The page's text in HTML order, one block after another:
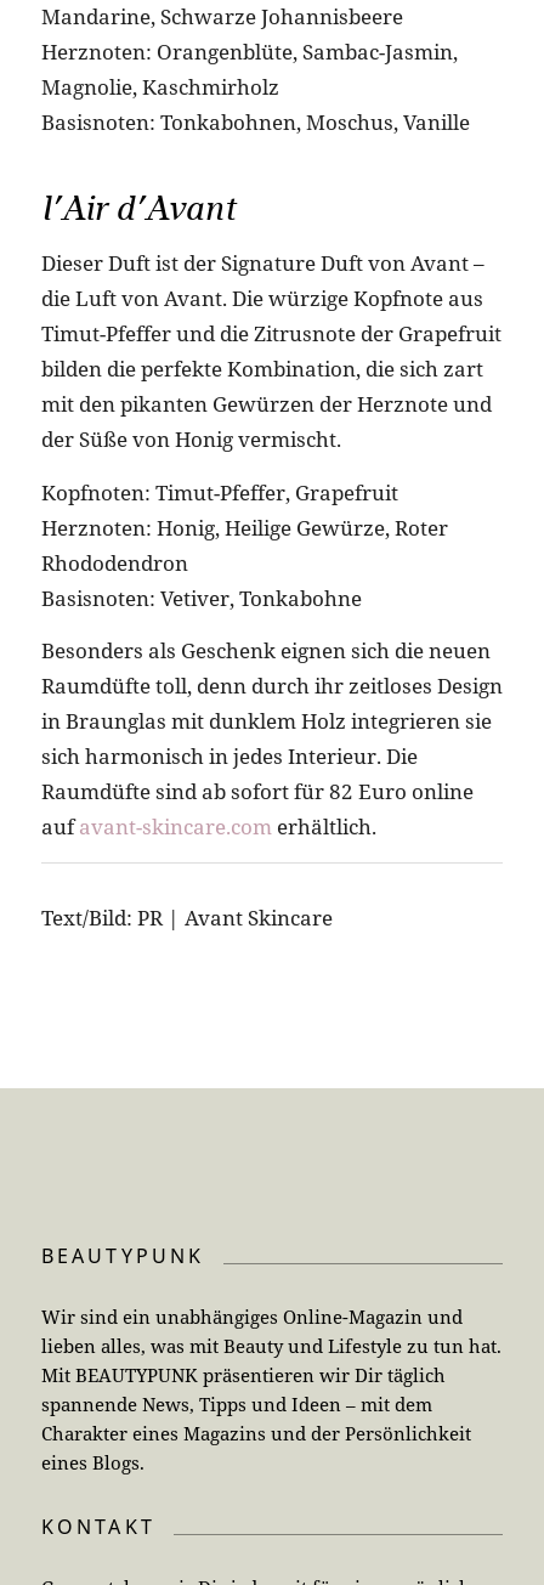
Mandarine, Schwarze Johannisbeere
Herznoten: Orangenblüte, Sambac-Jasmin,
Magnolie, Kaschmirholz
Basisnoten: Tonkabohnen, Moschus, Vanille
l’Air d’Avant
Dieser Duft ist der Signature Duft von Avant –
die Luft von Avant. Die würzige Kopfnote aus
Timut-Pfeffer und die Zitrusnote der Grapefruit
bilden die perfekte Kombination, die sich zart
mit den pikanten Gewürzen der Herznote und
der Süße von Honig vermischt.
Kopfnoten: Timut-Pfeffer, Grapefruit
Herznoten: Honig, Heilige Gewürze, Roter
Rhododendron
Basisnoten: Vetiver, Tonkabohne
Besonders als Geschenk eignen sich die neuen
Raumdüfte toll, denn durch ihr zeitloses Design
in Braunglas mit dunklem Holz integrieren sie
sich harmonisch in jedes Interieur. Die
Raumdüfte sind ab sofort für 82 Euro online
aufavant-skincare.com erhältlich.
Text/Bild: PR | Avant Skincare
BEAUTYPUNK
Wir sind ein unabhängiges Online-Magazin und
lieben alles, was mit Beauty und Lifestyle zu tun hat.
Mit BEAUTYPUNK präsentieren wir Dir täglich
spannende News, Tipps und Ideen – mit dem
Charakter eines Magazins und der Persönlichkeit
eines Blogs.
KONTAKT